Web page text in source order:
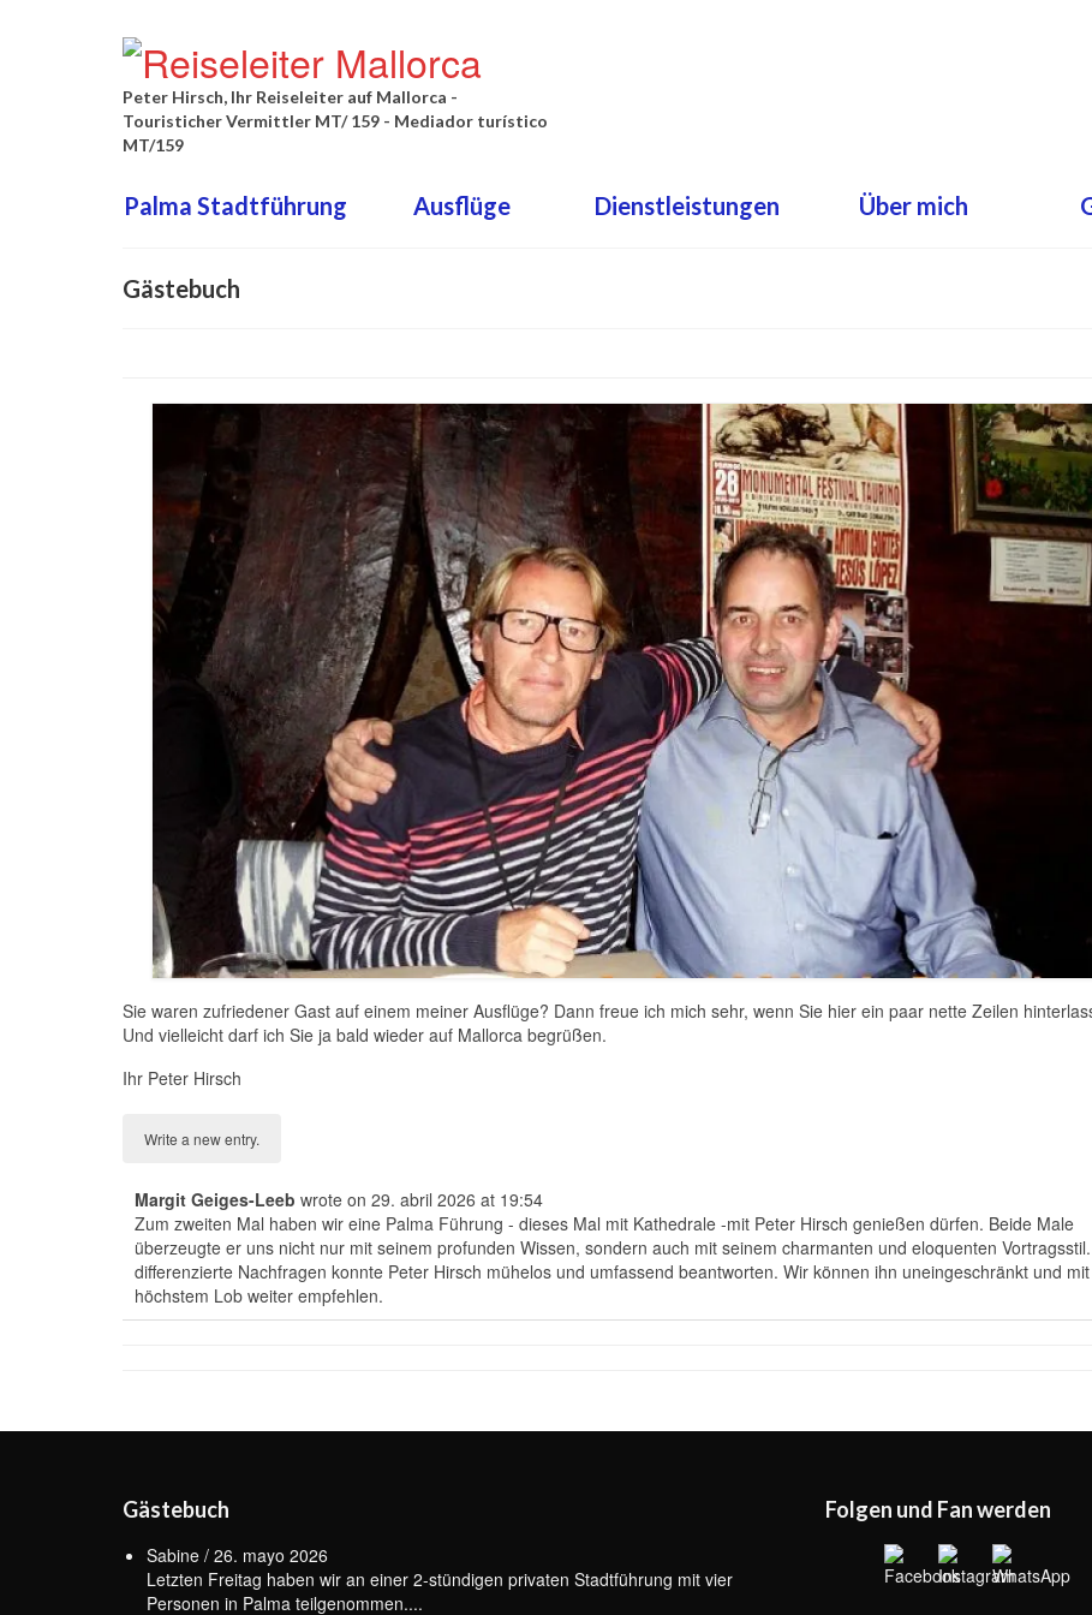
Peter Hirsch, Ihr Reiseleiter auf Mallorca -
Touristicher Vermittler MT/ 159 - Mediador turístico
MT/159
Palma Stadtführung Ausflüge Dienstleistungen Über mich
Gästebuch
Sie waren zufriedener Gast auf einem meiner Ausflüge? Dann freue ich mich sehr, wenn Sie hier ein paar nette Zeilen
Und vielleicht darf ich Sie ja bald wieder auf Mallorca begrüßen.
Ihr Peter Hirsch
Margit Geiges-Leeb wrote on 29. abril 2026 at 19:54
Zum zweiten Mal haben wir eine Palma Führung - dieses Mal mit Kathedrale -mit Peter Hirsch genießen dürfen. Beide Male
überzeugte er uns nicht nur mit seinem profunden Wissen, sondern auch mit seinem charmanten und eloquenten
differenzierte Nachfragen konnte Peter Hirsch mühelos und umfassend beantworten. Wir können ihn uneingeschränkt und mit
höchstem Lob weiter empfehlen.
Gästebuch
Sabine / 26. mayo 2026
Letzten Freitag haben wir an einer 2-stündigen privaten Stadtführung mit vier
Personen in Palma teilgenommen....
Folgen und Fan werden